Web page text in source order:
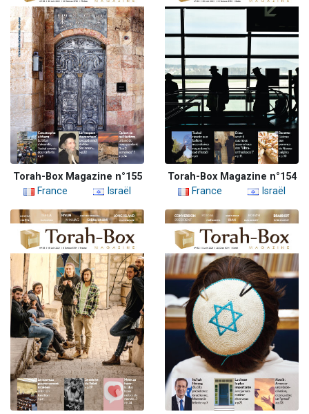
Torah-Box Magazine n°155
France
Israël
Torah-Box Magazine n°154
France
Israël